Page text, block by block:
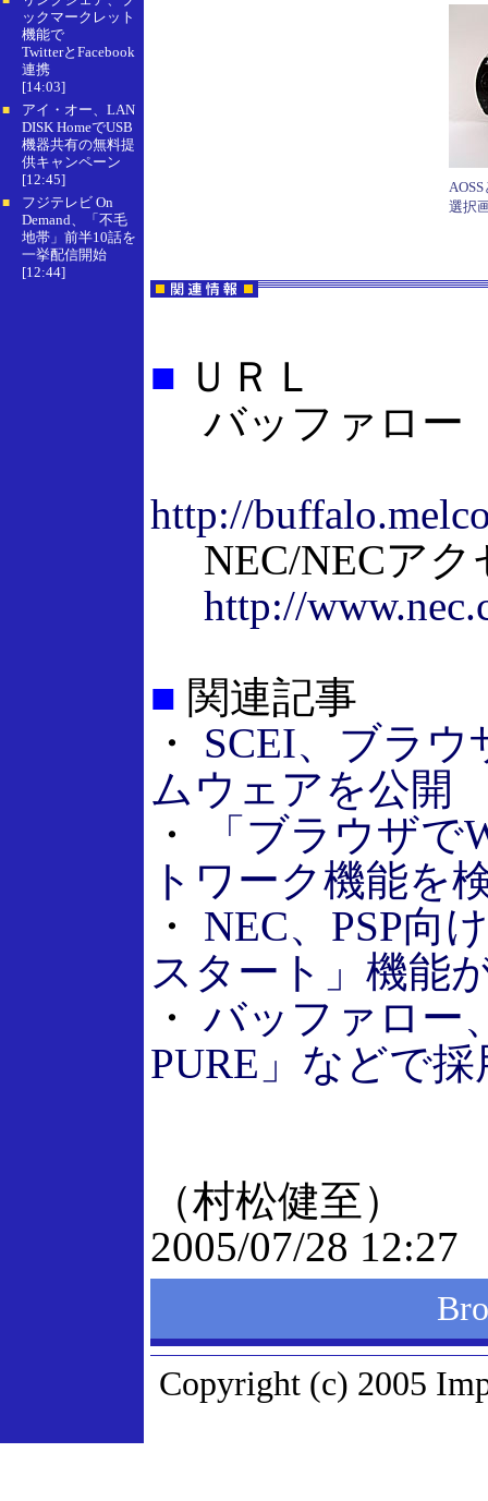
ックマークレット
機能で
TwitterとFacebook
連携
[14:03]
■
アイ・オー、LAN
DISK HomeでUSB
機器共有の無料提
供キャンペーン
[12:45]
■
フジテレビ On
Demand、「不毛
地帯」前半10話を
一挙配信開始
[12:44]
選択
■ ＵＲＬ
バッファロー
http://
NEC/NECアク
http://
■ 関連記事
・ SCEI、ブラウ
ムウェアを公開
・
「ブラウザ
トワーク機能を
・ NEC、PSP向
スタート」機能
・ バッファロー
PURE」などで採
（村松健至）
2005/07/28 12:27
Copyright (c) 2005